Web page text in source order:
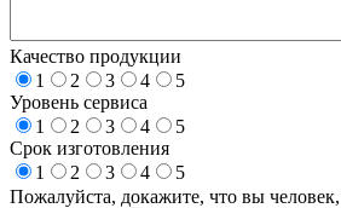
Качество продукции
1
2 3 4
5
Уровень сервиса
1
2 3 4
5
Срок изготовления
1
2 3 4
5
Пожалуйста, докажите, что вы